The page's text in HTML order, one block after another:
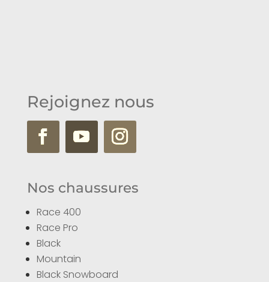
Rejoignez nous
Nos chaussures
Race 400
Race Pro
Black
Mountain
Black Snowboard